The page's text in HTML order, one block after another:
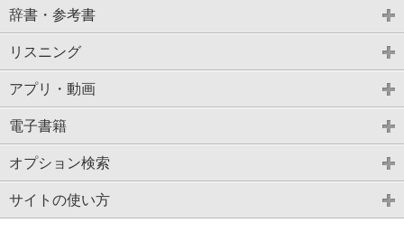
辞書・参考書
リスニング
アプリ・動画
電子書籍
オプション検索
サイトの使い方